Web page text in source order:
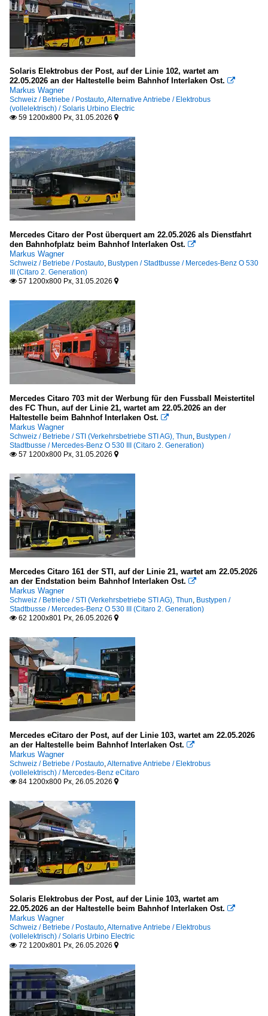
Solaris Elektrobus der Post, auf der Linie 102, wartet am
22.05.2026 an der Haltestelle beim Bahnhof Interlaken Ost. 
Markus Wagner
Schweiz / Betriebe / Postauto,Alternative Antriebe / Elektrobus
(vollelektrisch) / Solaris Urbino Electric
 59 1200x800 Px, 31.05.2026 
Mercedes Citaro der Post überquert am 22.05.2026 als Dienstfahrt
den Bahnhofplatz beim Bahnhof Interlaken Ost. 
Markus Wagner
Schweiz / Betriebe / Postauto, Bustypen / Stadtbusse / Mercedes-Benz O 530
III (Citaro 2. Generation)
 57 1200x800 Px, 31.05.2026 
Mercedes Citaro 703 mit der Werbung für den Fussball Meistertitel
des FC Thun, auf der Linie 21, wartet am 22.05.2026 an der
Haltestelle beim Bahnhof Interlaken Ost. 
Markus Wagner
Schweiz / Betriebe / STI (Verkehrsbetriebe STI AG), Thun, Bustypen /
Stadtbusse / Mercedes-Benz O 530 III (Citaro 2. Generation)
 57 1200x800 Px, 31.05.2026 
Mercedes Citaro 161 der STI, auf der Linie 21, wartet am 22.05.2026
an der Endstation beim Bahnhof Interlaken Ost. 
Markus Wagner
Schweiz / Betriebe / STI (Verkehrsbetriebe STI AG), Thun, Bustypen /
Stadtbusse / Mercedes-Benz O 530 III (Citaro 2. Generation)
 62 1200x801 Px, 26.05.2026 
Mercedes eCitaro der Post, auf der Linie 103, wartet am 22.05.2026
an der Haltestelle beim Bahnhof Interlaken Ost. 
Markus Wagner
Schweiz / Betriebe / Postauto,Alternative Antriebe / Elektrobus
(vollelektrisch) / Mercedes-Benz eCitaro
 84 1200x800 Px, 26.05.2026 
Solaris Elektrobus der Post, auf der Linie 103, wartet am
22.05.2026 an der Haltestelle beim Bahnhof Interlaken Ost. 
Markus Wagner
Schweiz / Betriebe / Postauto,Alternative Antriebe / Elektrobus
(vollelektrisch) / Solaris Urbino Electric
 72 1200x801 Px, 26.05.2026 